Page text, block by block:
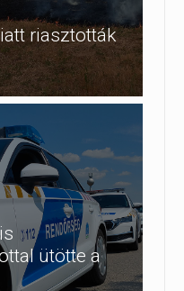
riasztották
ütötte a